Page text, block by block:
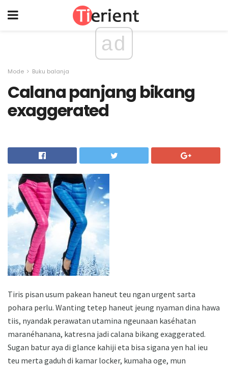
ad
Mode Buku balanja
Calana panjang bikang
exaggerated
Tiris pisan usum pakean haneut teu ngan urgent sarta
pohara perlu. Wanting tetep haneut jeung nyaman dina hawa
tiis, nyandak perawatan utamina ngeunaan kaséhatan
maranéhanana, katresna jadi calana bikang exaggerated.
Sugan batur aya di glance kahiji eta bisa sigana yen hal ieu
teu merta gaduh di kamar locker, kumaha oge, mun